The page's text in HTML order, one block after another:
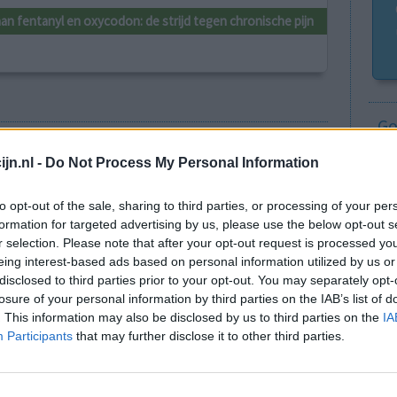
- Do Not Process My Personal Information
opt-out of the sale, sharing to third parties, or processing of your
for targeted advertising by us, please use the below opt-out
selection. Please note that after your opt-out request is processed
interest-based ads based on personal information utilized by us
to third parties prior to your opt-out. You may separately
of your personal information by third parties on the IAB’s list of
This information may also be disclosed by us to third parties on the
Participants that may further disclose it to other third parties.
fentanyl en oxycodon: de strijd tegen chronische pijn
Anticonceptie - overig
Depressie - antidepressiva SSRI
Depressie - antidepressiva SSRI
Depressie - antidepressiva SSRI
Cholesterol
Verslavingsziekten
Depressie - antidepressiva overig
Pijn - morfine-achtigen